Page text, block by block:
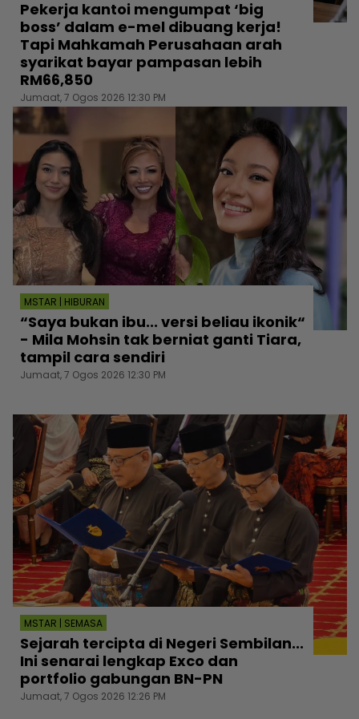
Pekerja kantoi mengumpat ‘big
boss’ dalam e-mel dibuang kerja!
Tapi Mahkamah Perusahaan arah
syarikat bayar pampasan lebih
RM66,850
Jumaat, 7 Ogos 2026 12:30 PM
MSTAR | HIBURAN
“Saya bukan ibu... versi beliau ikonik“
- Mila Mohsin tak berniat ganti Tiara,
tampil cara sendiri
Jumaat, 7 Ogos 2026 12:30 PM
MSTAR | SEMASA
Sejarah tercipta di Negeri Sembilan...
Ini senarai lengkap Exco dan
portfolio gabungan BN-PN
Jumaat, 7 Ogos 2026 12:26 PM